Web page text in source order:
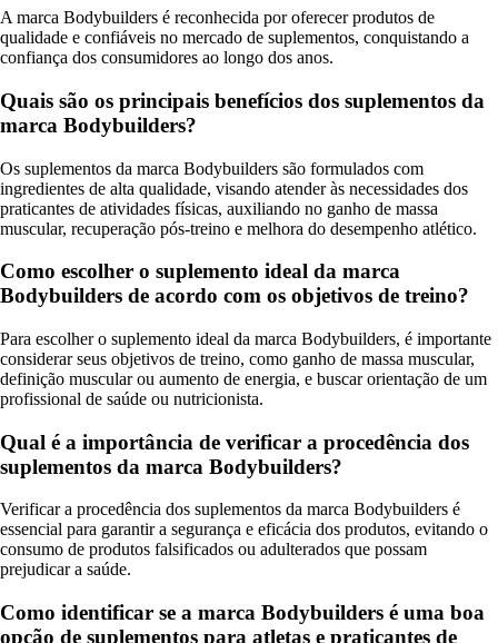
A marca Bodybuilders é reconhecida por oferecer produtos de
qualidade e confiáveis no mercado de suplementos, conquistando a
confiança dos consumidores ao longo dos anos.
Quais são os principais benefícios dos suplementos da
marca Bodybuilders?
Os suplementos da marca Bodybuilders são formulados com
ingredientes de alta qualidade, visando atender às necessidades dos
praticantes de atividades físicas, auxiliando no ganho de massa
muscular, recuperação pós-treino e melhora do desempenho atlético.
Como escolher o suplemento ideal da marca
Bodybuilders de acordo com os objetivos de treino?
Para escolher o suplemento ideal da marca Bodybuilders, é importante
considerar seus objetivos de treino, como ganho de massa muscular,
definição muscular ou aumento de energia, e buscar orientação de um
profissional de saúde ou nutricionista.
Qual é a importância de verificar a procedência dos
suplementos da marca Bodybuilders?
Verificar a procedência dos suplementos da marca Bodybuilders é
essencial para garantir a segurança e eficácia dos produtos, evitando o
consumo de produtos falsificados ou adulterados que possam
prejudicar a saúde.
Como identificar se a marca Bodybuilders é uma boa
opção de suplementos para atletas e praticantes de